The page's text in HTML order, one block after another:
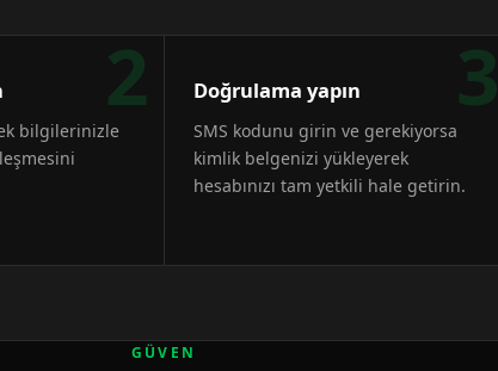
2
bilgilerinizle
3
Doğrulama yapın
SMS kodunu girin ve gerekiyorsa
kimlik belgenizi yükleyerek
hesabınızı tam yetkili hale getirin.
GÜVEN